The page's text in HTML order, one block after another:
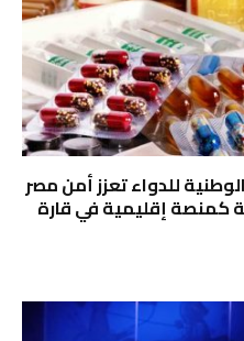
للدواء تعزز أمن مصر
كمنصة إقليمية في قارة